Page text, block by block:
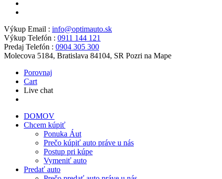
Výkup Email : info@optimauto.sk
Výkup Telefón : 0911 144 121
Predaj Telefón : 0904 305 300
Molecova 5184, Bratislava 84104, SR Pozri na Mape
Porovnaj
Cart
Live chat
DOMOV
Chcem kúpiť
Ponuka Áut
Prečo kúpiť auto práve u nás
Postup pri kúpe
Vymeniť auto
Predať auto